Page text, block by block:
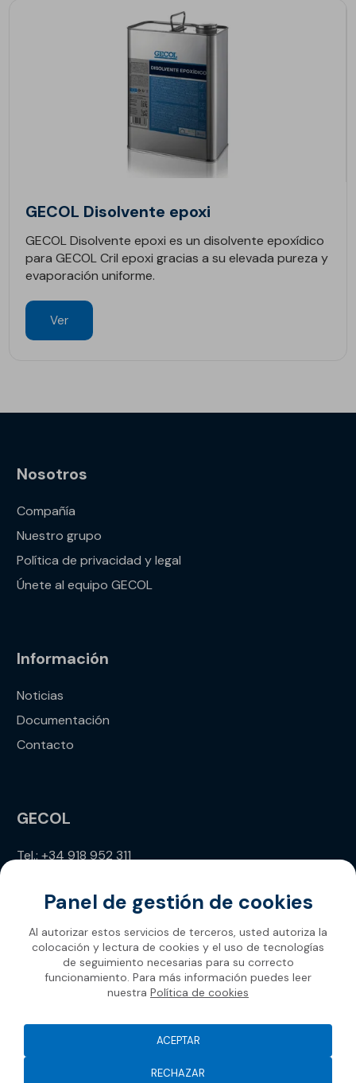
GECOL Disolvente epoxi
GECOL Disolvente epoxi es un disolvente epoxídico
para GECOL Cril epoxi gracias a su elevada pureza y
evaporación uniforme.
Ver
Nosotros
Compañía
Nuestro grupo
Política de privacidad y legal
Únete al equipo GECOL
Información
Noticias
Documentación
Contacto
GECOL
Tel.: +34 918 952 311
Gecol 2026
Panel de gestión de cookies
Al autorizar estos servicios de terceros, usted autoriza la
colocación y lectura de cookies y el uso de tecnologías
de seguimiento necesarias para su correcto
funcionamiento. Para más información puedes leer
nuestra Política de cookies
RECHAZAR
ACEPTAR